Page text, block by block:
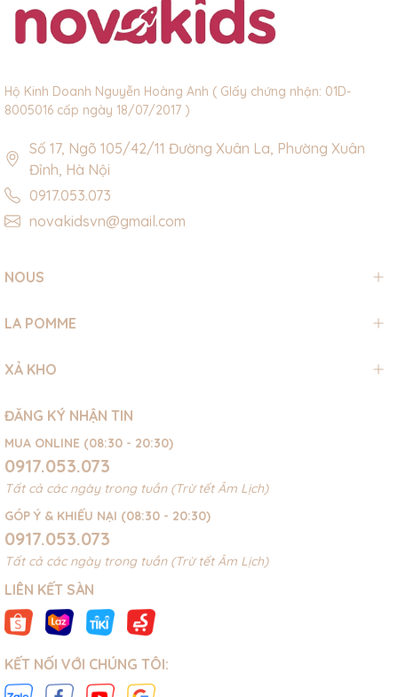
Hộ Kinh Doanh Nguyễn Hoàng Anh ( GIấy chứng nhận: 01D-
8005016 cấp ngày 18/07/2017 )
Số 17, Ngõ 105/42/11 Đường Xuân La, Phường Xuân
Đỉnh, Hà Nội
0917.053.073
novakidsvn@gmail.com
NOUS
LA POMME
XẢ KHO
ĐĂNG KÝ NHẬN TIN
MUA ONLINE (08:30 - 20:30)
0917.053.073
Tất cả các ngày trong tuần (Trừ tết Âm Lịch)
GÓP Ý & KHIẾU NẠI (08:30 - 20:30)
0917.053.073
Tất cả các ngày trong tuần (Trừ tết Âm Lịch)
LIÊN KẾT SÀN
KẾT NỐI VỚI CHÚNG TÔI: